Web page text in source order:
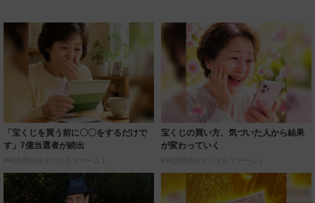
「宝くじを買う前に〇〇をするだけで
す」7億当選者が続出
PR(合同会社デジタルファーム )
宝くじの買い方、気づいた人から結果
が変わっていく
PR(合同会社デジタルファーム )